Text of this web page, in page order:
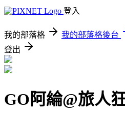
登入
我的部落格 我的部落格後台
登出
GO阿綸@旅人